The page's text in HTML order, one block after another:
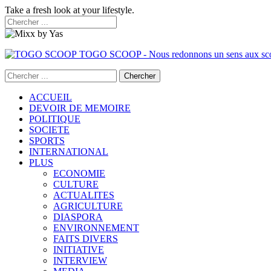
Take a fresh look at your lifestyle.
TOGO SCOOP - Nous redonnons un sens aux
ACCUEIL
DEVOIR DE MEMOIRE
POLITIQUE
SOCIETE
SPORTS
INTERNATIONAL
PLUS
ECONOMIE
CULTURE
ACTUALITES
AGRICULTURE
DIASPORA
ENVIRONNEMENT
FAITS DIVERS
INITIATIVE
INTERVIEW